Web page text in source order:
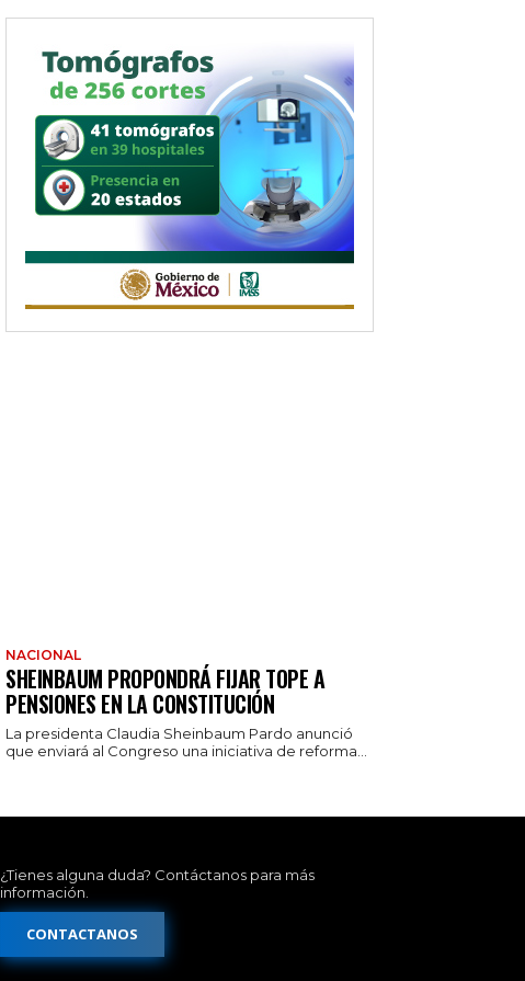
NACIONAL
SHEINBAUM PROPONDRÁ FIJAR TOPE A
PENSIONES EN LA CONSTITUCIÓN
La presidenta Claudia Sheinbaum Pardo anunció
que enviará al Congreso una iniciativa de reforma...
¿Tienes alguna duda? Contáctanos para más
información.
CONTACTANOS